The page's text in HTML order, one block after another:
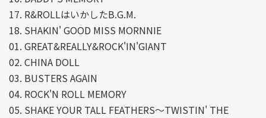
17. R&ROLLはいかしたB.G.M.
18. SHAKIN' GOOD MISS MORNNIE
01. GREAT&REALLY&ROCK'IN'GIANT
02. CHINA DOLL
03. BUSTERS AGAIN
04. ROCK'N ROLL MEMORY
05. SHAKE YOUR TALL FEATHERS～TWISTIN' THE